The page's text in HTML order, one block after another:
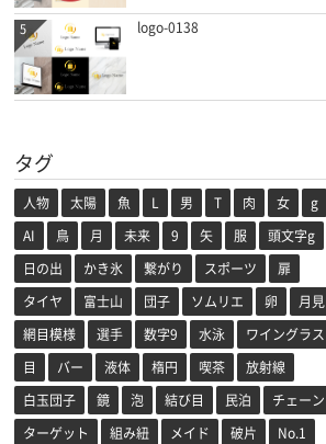
logo-0138
5
タグ
人物 太陽 魚 L 男 T 肉 女
g
AI
鳥 月 未来 9 矢 服
頭文字g
日の出
かき氷 繋がり スポーツ
扉
タイヤ
富士山 団子 ソムリエ 卵
月見
網目模様
選手 数字9 水泳
ワイングラス
目
バー 液体 楕円 喫茶
放射線
白玉団子
鏡 泡 結び目 民泊
チェーン
ターゲット
組み紐 メイド 破片
No.1